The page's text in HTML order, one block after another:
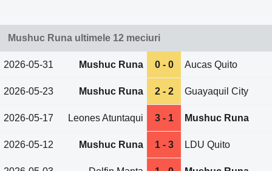
Mushuc Runa ultimele 12 meciuri
2026-05-31 Mushuc Runa 0 - 0 Aucas Quito
2026-05-23 Mushuc Runa 2 - 2 Guayaquil City
2026-05-17 Leones Atuntaqui 3 - 1 Mushuc Runa
2026-05-12 Mushuc Runa 1 - 3 LDU Quito